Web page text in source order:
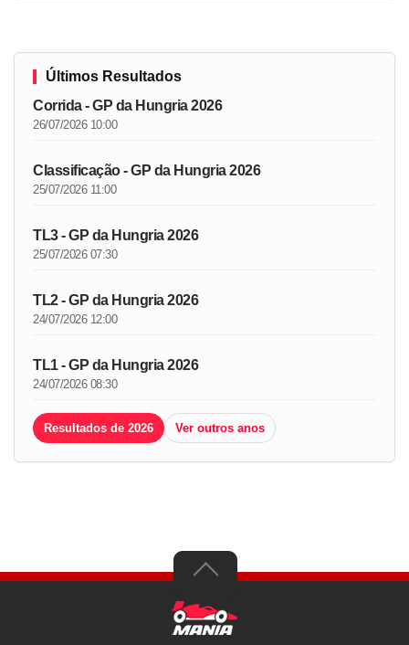
Últimos Resultados
Corrida - GP da Hungria 2026
26/07/2026 10:00
Classificação - GP da Hungria 2026
25/07/2026 11:00
TL3 - GP da Hungria 2026
25/07/2026 07:30
TL2 - GP da Hungria 2026
24/07/2026 12:00
TL1 - GP da Hungria 2026
24/07/2026 08:30
Resultados de 2026 Ver outros anos